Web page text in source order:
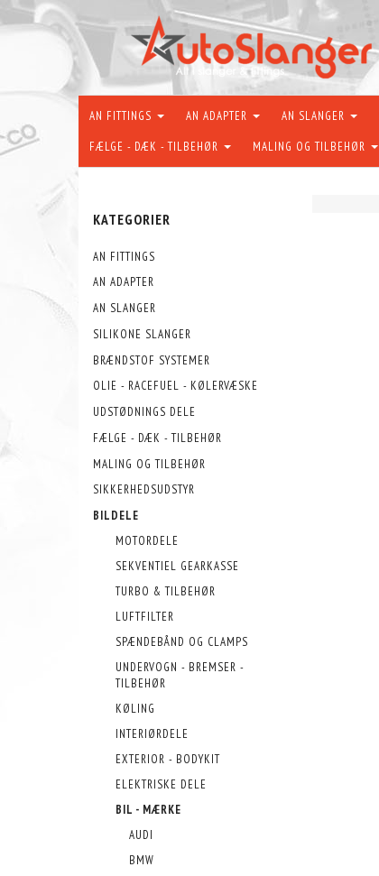
AN FITTINGS AN ADAPTER AN SLANGER
FÆLGE - DÆK - TILBEHØR MALING OG TILBEHØR
KATEGORIER
AN FITTINGS
AN ADAPTER
AN SLANGER
SILIKONE SLANGER
BRÆNDSTOF SYSTEMER
OLIE - RACEFUEL - KØLERVÆSKE
UDSTØDNINGS DELE
FÆLGE - DÆK - TILBEHØR
MALING OG TILBEHØR
SIKKERHEDSUDSTYR
BILDELE
MOTORDELE
SEKVENTIEL GEARKASSE
TURBO & TILBEHØR
LUFTFILTER
SPÆNDEBÅND OG CLAMPS
UNDERVOGN - BREMSER -
TILBEHØR
KØLING
INTERIØRDELE
EXTERIOR - BODYKIT
ELEKTRISKE DELE
BIL - MÆRKE
AUDI
BMW